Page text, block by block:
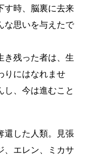
す時、脳裏に去来
な思いを与えたで
残った者は、生
りにはなれませ
し、今は進むこと
した人類。見張
、エレン、ミカサ